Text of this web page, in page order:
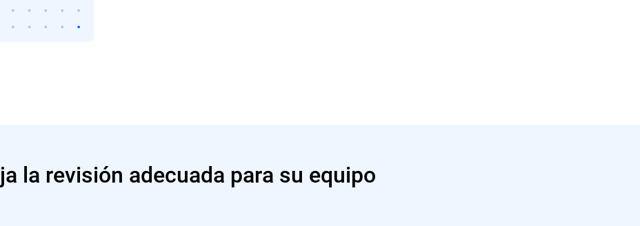
la revisión adecuada para su equipo